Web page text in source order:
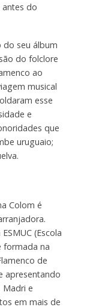
do
do seu álbum
do folclore
ao
musical
esse
e
que
uruguaio;
Colom é
(Escola
formada na
de
apresentando
Madri e
em mais de